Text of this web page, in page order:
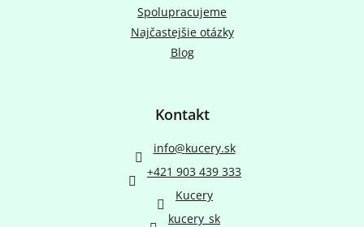
Spolupracujeme
Najčastejšie otázky
Blog
Kontakt
info@kucery.sk
+421 903 439 333
Kucery
kucery_sk